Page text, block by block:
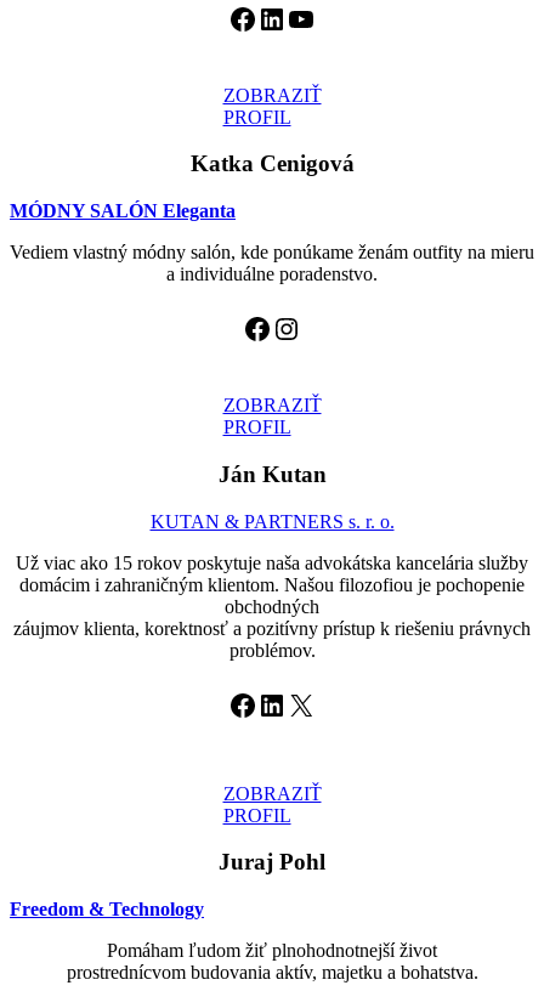
Facebook
LinkedIn
YouTube
ZOBRAZIŤ
PROFIL
Katka Cenigová
MÓDNY SALÓN Eleganta
Vediem vlastný módny salón, kde ponúkame ženám outfity na mieru
a individuálne poradenstvo.
Facebook
Instagram
ZOBRAZIŤ
PROFIL
Ján Kutan
KUTAN & PARTNERS s. r. o.
Už viac ako 15 rokov poskytuje naša advokátska kancelária služby
domácim i zahraničným klientom. Našou filozofiou je pochopenie
obchodných
záujmov klienta, korektnosť a pozitívny prístup k riešeniu právnych
problémov.
Facebook
LinkedIn
X
ZOBRAZIŤ
PROFIL
Juraj Pohl
Freedom & Technology
Pomáham ľudom žiť plnohodnotnejší život
prostrednícvom budovania aktív, majetku a bohatstva.